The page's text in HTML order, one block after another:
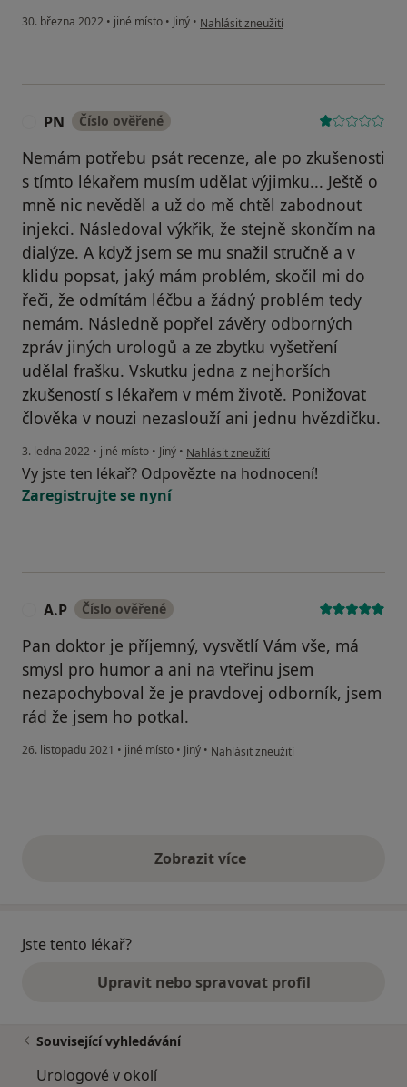
30. března 2022 • jiné místo • Jiný • podle názoru uživatele MČ
Nahlásit zneužití
PN Číslo ověřené
Nemám potřebu psát recenze, ale po zkušenosti
s tímto lékařem musím udělat výjimku... Ještě o
mně nic nevěděl a už do mě chtěl zabodnout
injekci. Následoval výkřik, že stejně skončím na
dialýze. A když jsem se mu snažil stručně a v
klidu popsat, jaký mám problém, skočil mi do
řeči, že odmítám léčbu a žádný problém tedy
nemám. Následně popřel závěry odborných
zpráv jiných urologů a ze zbytku vyšetření
udělal frašku. Vskutku jedna z nejhorších
zkušeností s lékařem v mém životě. Ponižovat
člověka v nouzi nezaslouží ani jednu hvězdičku.
3. ledna 2022 • jiné místo • Jiný • podle názoru uživatele PN
Nahlásit zneužití
Vy jste ten lékař? Odpovězte na hodnocení!
Zaregistrujte se nyní
A.P Číslo ověřené
Pan doktor je příjemný, vysvětlí Vám vše, má
smysl pro humor a ani na vteřinu jsem
nezapochyboval že je pravdovej odborník, jsem
rád že jsem ho potkal.
26. listopadu 2021 • jiné místo • Jiný • podle názoru uživatele A.P
Nahlásit zneužití
Zobrazit vícevýše uvedené názory
Jste tento lékař?
Upravit nebo spravovat profil
Související vyhledávání
Urologové v okolí